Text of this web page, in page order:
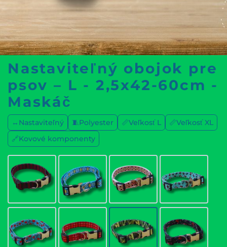
Nastaviteľný obojok pre
psov – L - 2,5x42-60cm -
Maskáč
↔️Nastaviteľný 🧵Polyester 📏Veľkosť L
📏Veľkosť XL
🔗Kovové komponenty